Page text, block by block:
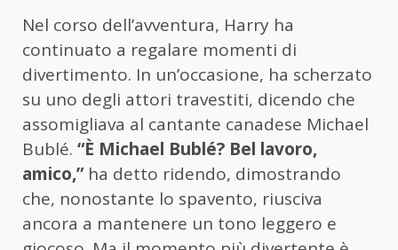
Nel corso dell’avventura, Harry ha
continuato a regalare momenti di
divertimento. In un’occasione, ha scherzato
su uno degli attori travestiti, dicendo che
assomigliava al cantante canadese Michael
Bublé. “È Michael Bublé? Bel lavoro,
amico,”ha detto ridendo, dimostrando
che, nonostante lo spavento, riusciva
ancora a mantenere un tono leggero e